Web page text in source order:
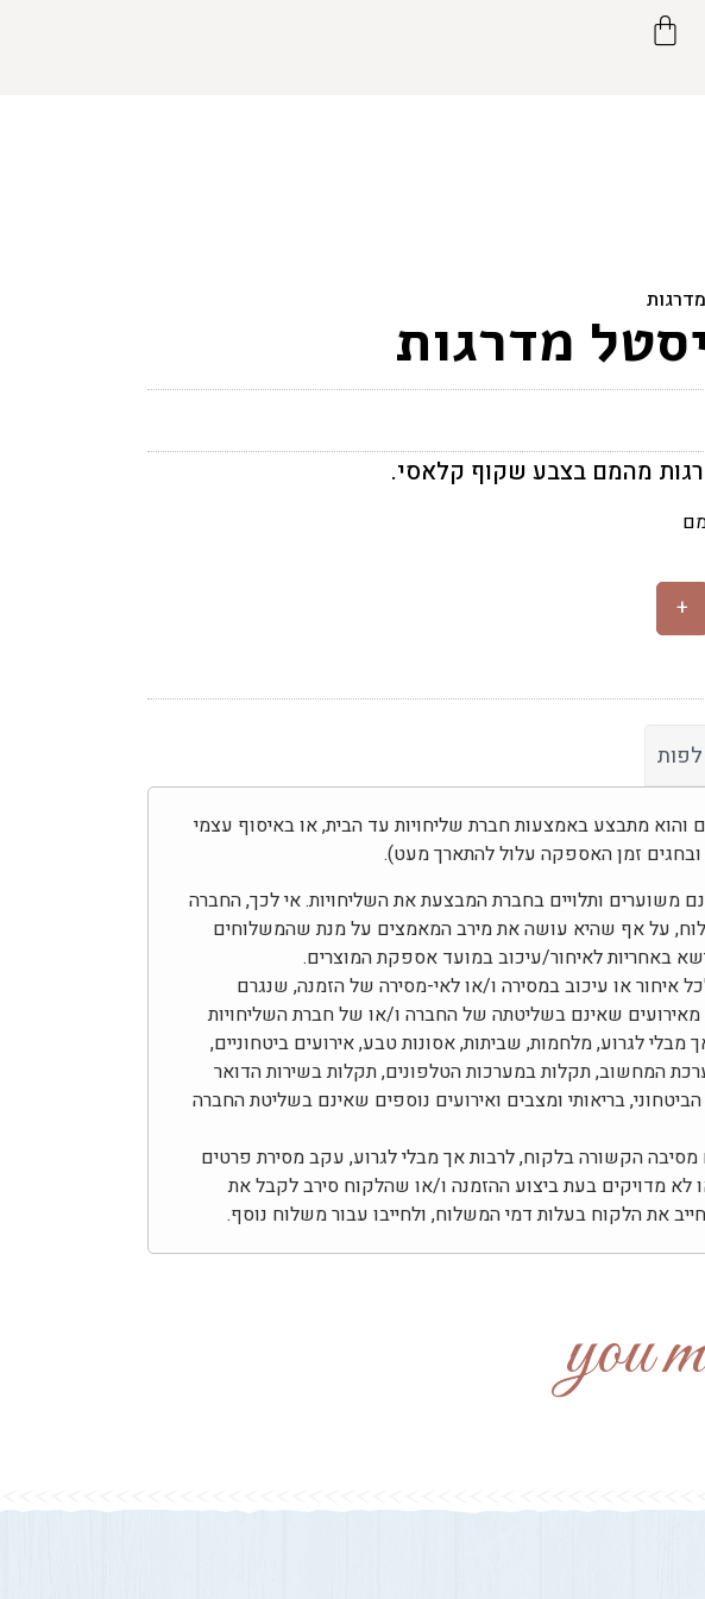
מדרגות
מהמם בצבע שקוף קלאסי.
+
תוך 5-7 ימי עסקים והוא מתבצע באמצעות חברת שליחויות עד הבית, או באיסוף עצמי
זמן האספקה עלול להתארך מעט).
משוערים ותלויים בחברת המבצעת את השליחויות. אי לכך, החברה
על אף שהיא עושה את מירב המאמצים על מנת שהמשלוחים
באחריות לאיחור/עיכוב במועד אספקת המוצרים.
איחור או עיכוב במסירה ו/או לאי-מסירה של הזמנה, שנגרם
מאירועים שאינם בשליטתה של החברה ו/או של חברת השליחויות
מבלי לגרוע, מלחמות, שביתות, אסונות טבע, אירועים ביטחוניים,
המחשוב, תקלות במערכות הטלפונים, תקלות בשירות הדואר
בריאותי ומצבים ואירועים נוספים שאינם בשליטת החברה
הקשורה בלקוח, לרבות אך מבלי לגרוע, עקב מסירת פרטים
לא מדויקים בעת ביצוע ההזמנה ו/או שהלקוח סירב לקבל את
את הלקוח בעלות דמי המשלוח, ולחייבו עבור משלוח נוסף.